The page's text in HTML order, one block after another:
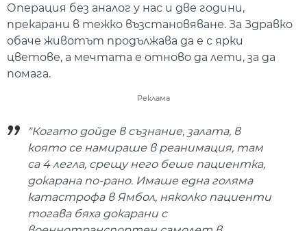
Операция без аналог у нас и две години,
прекарани в тежко възстановяване. За Здравко
обаче животът продължава да е с ярки
цветове, а мечтата е отново да лети, за да
помага.
Реклама
"Когато дойде в съзнание, залата, в
която се намираше в реанимация, там
са 4 легла, срещу него беше пациентка,
докарана по-рано. Имаше една голяма
катастрофа в Ямбол, няколко пациенти
тогава бяха докарани с